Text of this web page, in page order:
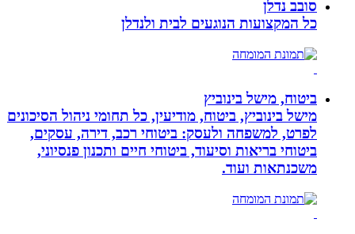
סובב נדלן
כל המקצועות הנוגעים לבית ולנדלן
ביטוח, מישל בינוביץ
מישל בינוביץ, ביטוח, מודיעין, כל תחומי ניהול הסיכונים
לפרט, למשפחה ולעסק: ביטוחי רכב, דירה, עסקים,
ביטוחי בריאות וסיעוד, ביטוחי חיים ותכנון פנסיוני,
משכנתאות ועוד.